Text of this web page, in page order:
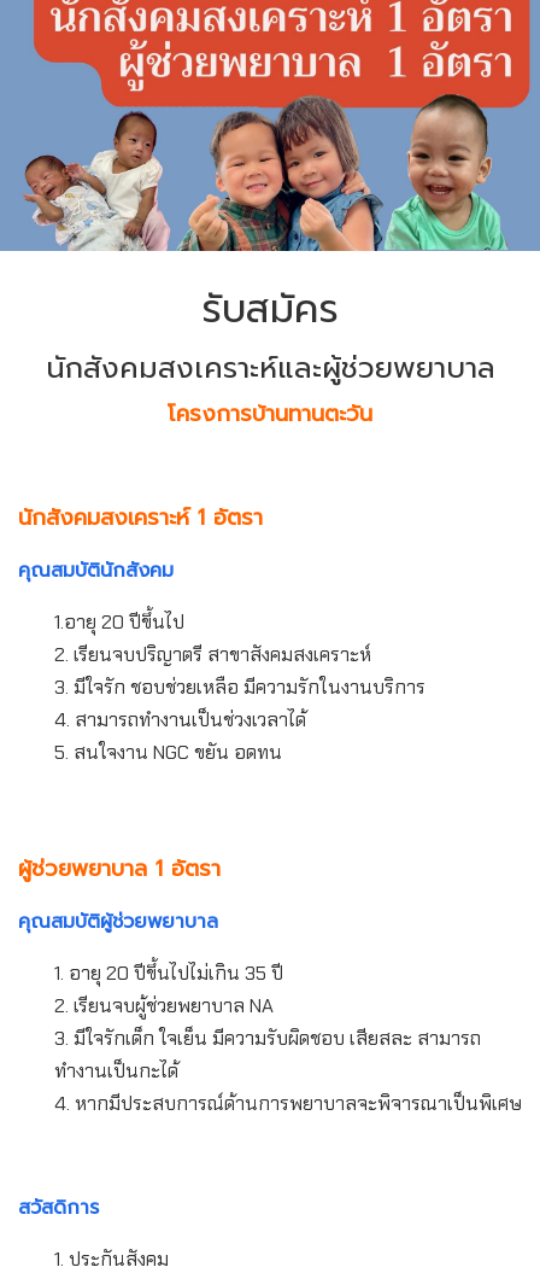
รับสมัคร
นักสังคมสงเคราะห์และผู้ช่วยพยาบาล
โครงการบ้านทานตะวัน
นักสังคมสงเคราะห์ 1 อัตรา
คุณสมบัตินักสังคม
1.อายุ 20 ปีขึ้นไป
2. เรียนจบปริญาตรี สาขาสังคมสงเคราะห์
3. มีใจรัก ชอบช่วยเหลือ มีความรักในงานบริการ
4. สามารถทำงานเป็นช่วงเวลาได้
5. สนใจงาน NGC ขยัน อดทน
ผู้ช่วยพยาบาล 1 อัตรา
คุณสมบัติผู้ช่วยพยาบาล
1. อายุ 20 ปีขึ้นไปไม่เกิน 35 ปี
2. เรียนจบผู้ช่วยพยาบาล NA
3. มีใจรักเด็ก ใจเย็น มีความรับผิดชอบ เสียสละ สามารถ
ทำงานเป็นกะได้
4. หากมีประสบการณ์ด้านการพยาบาลจะพิจารณาเป็นพิเศษ
สวัสดิการ
1. ประกันสังคม